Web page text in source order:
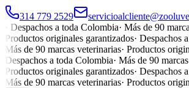
314 779 2529
Despachos a toda Colombia· Más de 90
Productos originales garantizados· Despachos
Más de 90 marcas veterinarias· Productos
Despachos a toda Colombia· Más de 90
Productos originales garantizados· Despachos
Más de 90 marcas veterinarias· Productos